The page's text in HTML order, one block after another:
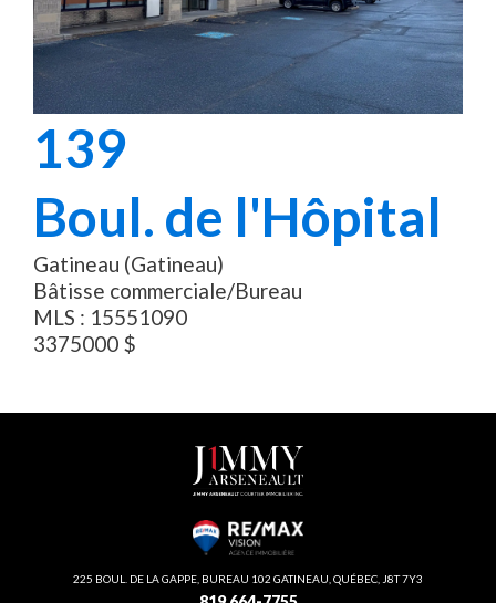
139
Boul. de l'Hôpital
Gatineau (Gatineau)
Bâtisse commerciale/Bureau
MLS : 15551090
3375000 $
225 BOUL. DE LA GAPPE, BUREAU 102 GATINEAU, QUÉBEC, J8T 7Y3